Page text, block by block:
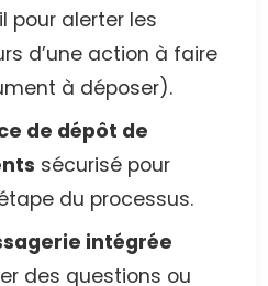
pour alerter les
d’une action à faire
à déposer).
de dépôt de
sécurisé pour
du processus.
intégrée
des questions ou